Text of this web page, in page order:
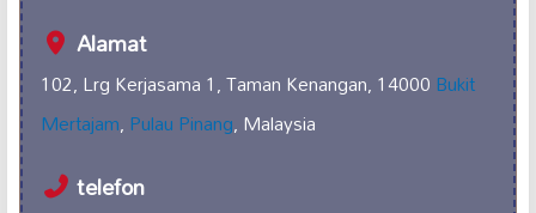
Alamat
102, Lrg Kerjasama 1, Taman Kenangan, 14000Bukit
Mertajam,Pulau Pinang, Malaysia
telefon